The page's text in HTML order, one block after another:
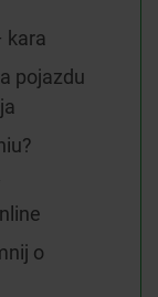
kara
pojazdu
o